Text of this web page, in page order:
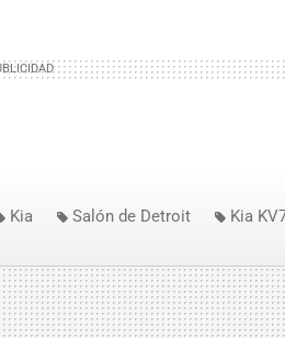
Kia Salón de Detroit Kia